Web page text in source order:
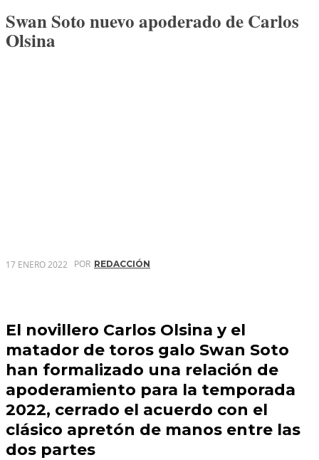
Swan Soto nuevo apoderado de Carlos
Olsina
17 ENERO 2022 POR REDACCIÓN
El novillero Carlos Olsina y el
matador de toros galo Swan Soto
han formalizado una relación de
apoderamiento para la temporada
2022, cerrado el acuerdo con el
clásico apretón de manos entre las
dos partes